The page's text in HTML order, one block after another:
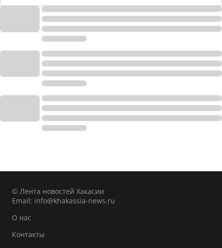
© Лента новостей Хакасии
Email: info@khakassia-news.ru
О нас
Контакты